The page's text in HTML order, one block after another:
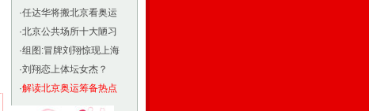
·任达华将搬北京看奥运
·北京公共场所十大陋习
·组图:冒牌刘翔惊现上海
·刘翔恋上体坛女杰？
·解读北京奥运筹备热点